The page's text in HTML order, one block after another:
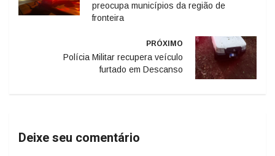
preocupa municípios da região de
fronteira
PRÓXIMO
Polícia Militar recupera veículo
furtado em Descanso
Deixe seu comentário